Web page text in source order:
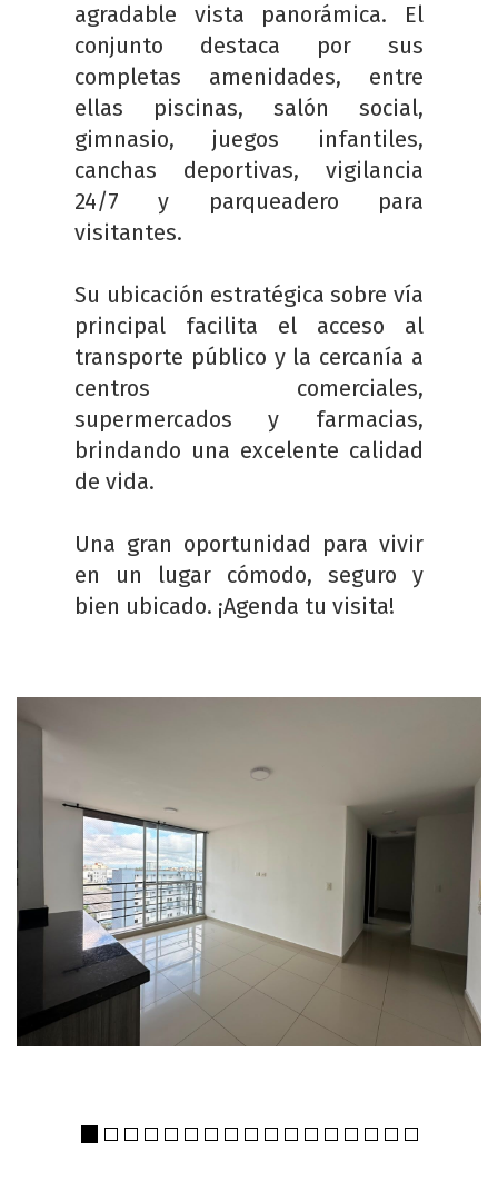
agradable vista panorámica. El
conjunto destaca por sus
completas amenidades, entre
ellas piscinas, salón social,
gimnasio, juegos infantiles,
canchas deportivas, vigilancia
24/7 y parqueadero para
visitantes.
Su ubicación estratégica sobre vía
principal facilita el acceso al
transporte público y la cercanía a
centros comerciales,
supermercados y farmacias,
brindando una excelente calidad
de vida.
Una gran oportunidad para vivir
en un lugar cómodo, seguro y
bien ubicado. ¡Agenda tu visita!